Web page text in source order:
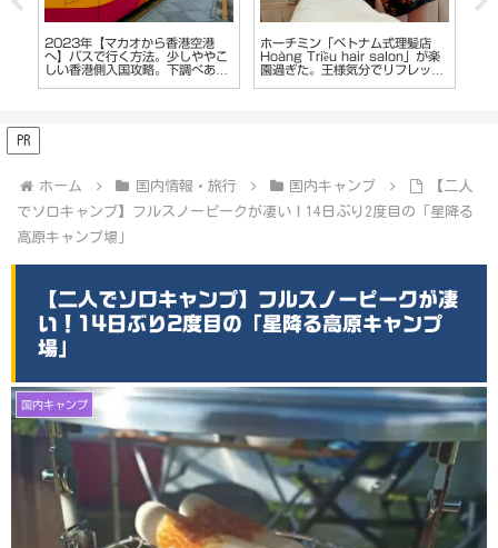
ベトナム【ダナン】韓国系KTVは
贅沢夜遊び？日系スナックとの違
い。ダナンのKARAOKEはカラオ
お気に入りのスニーカーをゴルフ
シューズに自分で改造。総額
2000円でエアジョーダンゴルフ
PR
ホーム 国内情報・旅行 国内キャンプ
【二人
でソロキャンプ】フルスノーピークが凄い！14日ぶり2度目の「星降る
高原キャンプ場」
【二人でソロキャンプ】フルスノーピークが凄
い！14日ぶり2度目の「星降る高原キャンプ
場」
国内キャンプ